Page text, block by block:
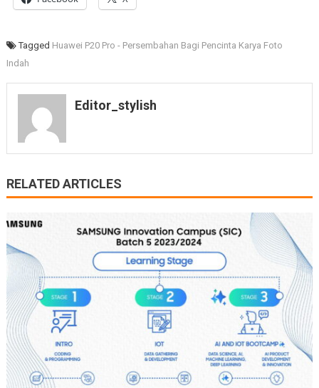
Tagged Huawei P20 Pro - Persembahan Bagi Pencinta Karya Foto
Indah
Editor_stylish
RELATED ARTICLES